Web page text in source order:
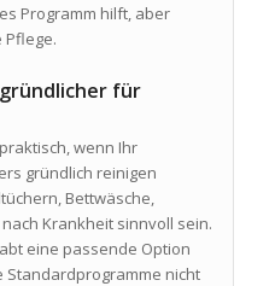
Programm hilft, aber
für
wenn Ihr
gründlich reinigen
Bettwäsche,
Krankheit sinnvoll sein.
eine passende Option
Standardprogramme nicht